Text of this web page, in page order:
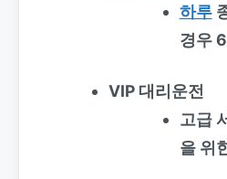
하루
경우
VIP 대리운전
고급
을 위